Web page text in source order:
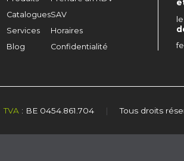
Catalogues
Services
Blog
SAV
Horaires
Confidentialité
TVA : BE 0454.861.704 | Tous droits